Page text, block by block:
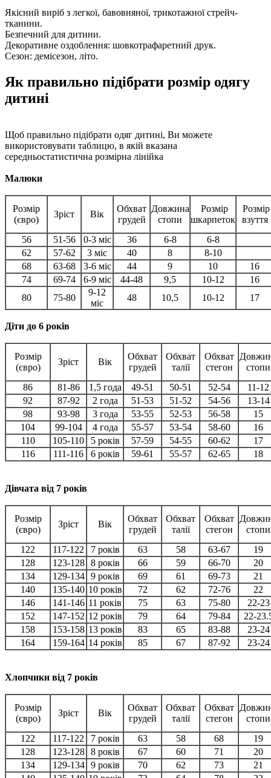
Якісний виріб з легкої, бавовняної, трикотажної стрейч-
тканини.
Безпечний для дитини.
Декоративне оздоблення: шовкотрафаретний друк.
Сезон: демісезон, літо.
Як правильно підібрати розмір одягу
дитині
Щоб правильно підібрати одяг дитині, Ви можете
використовувати таблицю, в якій вказана
середньостатистична розмірна лінійка
Малюки
Розмір
(євро)
Зріст Вік
Обхват
грудей
Довжина
стопи
Розмір
шкарпеток
Розмір
взуття
56
51-56 0-3 міс 36 6-8
6-8
62
57-62 3 міс 40 8
8-10
68
63-68 3-6 міс 44 9 10
16
74
69-74 6-9 міс 44-48 9,5 10-12
16
80
75-80
9-12
міс
48 10,5 10-12 17
Діти до 6 років
Розмір
(євро)
Зріст Вік
Обхват
грудей
Обхват
талії
Обхват
стегон
стопи
86
81-86 1,5 года 49-51 50-51 52-54
11-12
92
87-92 2 года 51-53 51-52 54-56
13-14
98
93-98 3 года 53-55 52-53 56-58
15
104
99-104 4 года 55-57 53-54 58-60
16
110
105-110 5 років 57-59 54-55 60-62
17
116
111-116 6 років 59-61 55-57 62-65 18
Дівчата від 7 років
Розмір
(євро)
Зріст Вік
Обхват
грудей
Обхват
талії
Обхват
стегон
стопи
122
117-122 7 років 63 58 63-67
19
128
123-128 8 років 66 59 66-70
20
134
129-134 9 років 69 61 69-73
21
140
135-140 10 років 72 62 72-76
22
146
141-146 11 років 75 63 75-80
22-23
152
147-152 12 років 79 64 79-84
22-
158
153-158 13 років 83 65 83-88
23-24
164
159-164 14 років 85 67 87-92 23-24
Хлопчики від 7 років
Розмір
(євро)
Зріст Вік
Обхват
грудей
Обхват
талії
Обхват
стегон
стопи
122
117-122 7 років 63 58 68
19
128
123-128 8 років 67 60 71
20
134
129-134 9 років 70 62 73
21